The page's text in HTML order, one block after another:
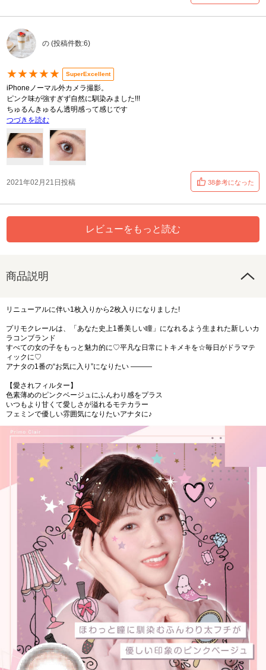
の (投稿件数:6)
★★★★★ SuperExcellent
iPhoneノーマル外カメラ撮影。
ピンク味が強すぎず自然に馴染みました!!!
ちゅるんきゅるん透明感って感じです
つづきを読む
2021年02月21日投稿 38参考になった
レビューをもっと読む
商品説明
リニューアルに伴い1枚入りから2枚入りになりました!
プリモクレールは、「あなた史上1番美しい瞳」になれるよう生まれた新しいカ
ラコンブランド
すべての女の子をもっと魅力的に♡平凡な日常にトキメキを☆毎日がドラマテ
ィックに♡
アナタの1番の“お気に入り”になりたい ―――
【愛されフィルター】
色素薄めのピンクベージュにふんわり感をプラス
いつもより甘くて愛しさが溢れるモテカラー
フェミンで優しい雰囲気になりたいアナタに♪